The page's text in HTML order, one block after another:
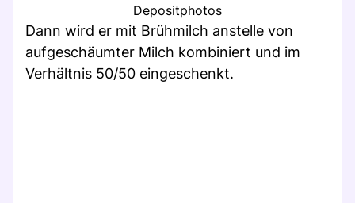
Depositphotos
Dann wird er mit Brühmilch anstelle von
aufgeschäumter Milch kombiniert und im
Verhältnis 50/50 eingeschenkt.